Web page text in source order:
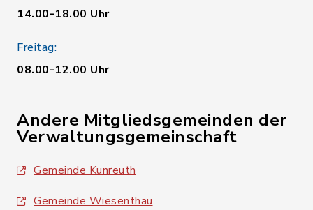
14.00-18.00 Uhr
Freitag:
08.00-12.00 Uhr
Andere Mitgliedsgemeinden der
Verwaltungsgemeinschaft
Gemeinde Kunreuth
Gemeinde Wiesenthau